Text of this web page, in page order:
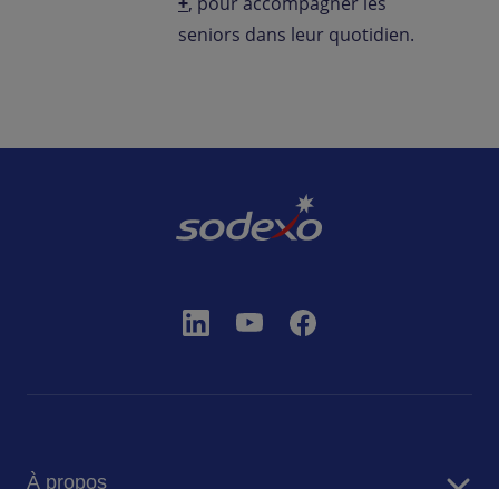
seniors dans leur quotidien.
À propos